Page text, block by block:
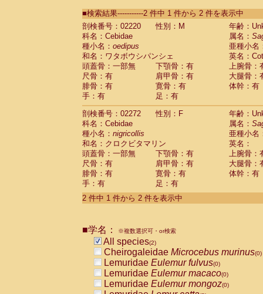
CebidaeSaguinus labiatus(0)
Cebidae Saguinus leucopus (0)
Cebidae
Cebidae
CebidaeSaguinus nigricollis (1)
Cebidae Saguinus oedipus
Cebidae Saguinus weddelli
Cebidae Saguinusspp.
Cebidae Aotus trivirgatus
Cebidae Cebus albifrons
Cebidae
CebidaeCebus capucinus
CebidaeCebus nigrivittatus
Cebidae Cebusspp.(0)
Cebidae Saimiri boliviensis
Cebidae Saimiri sciureus
Atelidae Alouatta caraya
AtelidaeAlouatta fusca
AtelidaeAlouatta seniculus
AtelidaeAteles belzebuth
AtelidaeAteles geoffroyi
AtelidaeAteles paniscus(0)
AtelidaeAtelesspp. (0)
AtelidaeLagothrix lagothricha
AtelidaeLagothrix lagothricha cana
PitheciidaeCacajao calvus
■検索結果-----------2 件中 1 件から 2 件を表示中
剖検番号：02220
性別：M
年齢：
科名：Cebidae
属名：
種小名： oedipus
亜種小名
和名：ワタボウシパンシェ
英名：
頭蓋骨：一部無
下顎骨：有
上腕骨：
尺骨：有
肩甲骨：有
大腿骨：
腓骨：有
寛骨：有
体幹：有
手：有
足：有
剖検番号：02272
性別：F
年齢：
科名：Cebidae
属名：
種小名： nigricollis
亜種小名
和名：クロクビタマリン
英名：
頭蓋骨：一部無
下顎骨：有
上腕骨：
尺骨：有
肩甲骨：有
大腿骨：
腓骨：有
寛骨：有
体幹：有
手：有
足：有
2 件中 1 件から 2 件を表示中
■学名： ※複数選択可・or検索
All species(2)
Cheirogaleidae Microcebus murinus(0)
Lemuridae Eulemur fulvus(0)
Lemuridae Eulemur macaco(0)
Lemuridae Eulemur mongoz(0)